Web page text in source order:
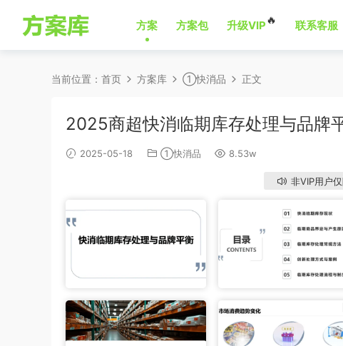
方案 方案包 升级VIP🔥 联系客服
当前位置： 首页 方案库 ①快消品 正文
2025商超快消临期库存处理与品牌
2025-05-18 ①快消品 8.53w
非VIP用户